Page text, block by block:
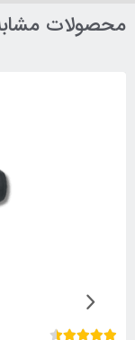
محصولات